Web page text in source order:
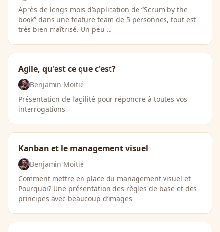
Après de longs mois d’application de “Scrum by the
book” dans une feature team de 5 personnes, tout est
très bien maîtrisé. Un peu …
Agile, qu'est ce que c'est?
Benjamin Moitié
Présentation de l’agilité pour répondre à toutes vos
interrogations
Kanban et le management visuel
Benjamin Moitié
Comment mettre en place du management visuel et
Pourquoi? Une présentation des règles de base et des
principes avec beaucoup d’images